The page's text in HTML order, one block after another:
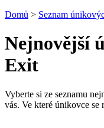
Domů > Seznam
Nejnovější
Exit
Vyberte si ze seznamu
vás. Ve které únikovce se